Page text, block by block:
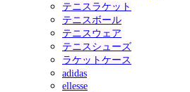
テニスラケット
テニスボール
テニスウェア
テニスシューズ
ラケットケース
adidas
ellesse